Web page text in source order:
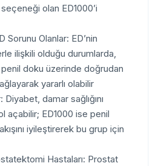
seçeneği olan ED1000’i
ED Sorunu Olanlar: ED’nin
ilişkili olduğu durumlarda,
penil doku üzerinde doğrudan
sağlayarak yararlı olabilir.
Diyabet, damar sağlığını
yol açabilir; ED1000 ise penil
akışını iyileştirerek bu grup için
Prostatektomi Hastaları: Prostat